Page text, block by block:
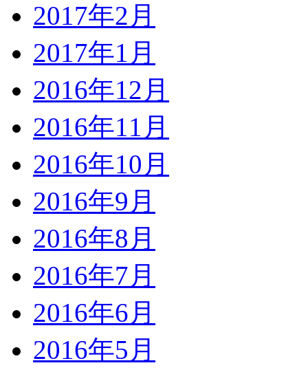
2017年2月
2017年1月
2016年12月
2016年11月
2016年10月
2016年9月
2016年8月
2016年7月
2016年6月
2016年5月